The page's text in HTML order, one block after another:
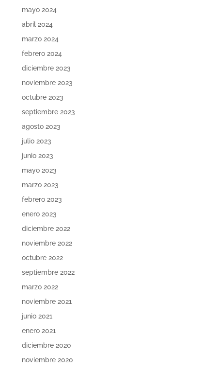
mayo 2024
abril 2024
marzo 2024
febrero 2024
diciembre 2023
noviembre 2023
octubre 2023
septiembre 2023
agosto 2023
julio 2023
junio 2023
mayo 2023
marzo 2023
febrero 2023
enero 2023
diciembre 2022
noviembre 2022
octubre 2022
septiembre 2022
marzo 2022
noviembre 2021
junio 2021
enero 2021
diciembre 2020
noviembre 2020